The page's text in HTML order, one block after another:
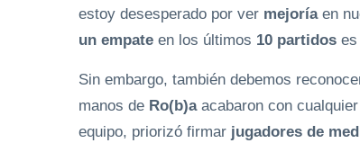
estoy desesperado por ver mejoríaen
un empate en los últimos 10 partidos es
Sin embargo, también debemos
manos de Ro(b)aacabaron con
equipo, priorizó firmar jugadores de